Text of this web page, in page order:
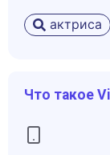
актриса
Что такое